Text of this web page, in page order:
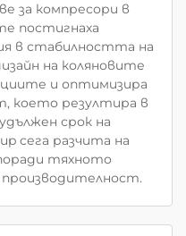
за компресори в
постигнаха
в стабилността на
на коляновите
и оптимизира
което резултира в
срок на
сега разчита на
тяхното
производителност.